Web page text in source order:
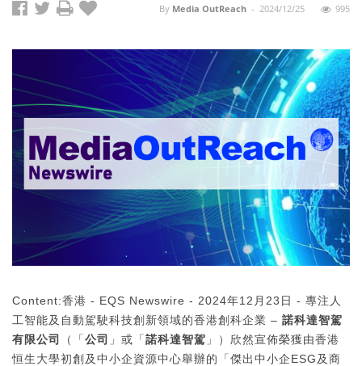
n
By Media OutReach - 2024/12/25 995
Content:香港 - EQS Newswire - 2024年12月23日 - 專注人
工智能及自動駕駛科技創新領域的香港創科企業 – 諾科達智駕
有限公司
（「公司 」或「諾科達智駕 」）欣然宣佈榮獲由香港
恒生大學初創及中小企資源中心舉辦的「傑出中小企ESG及商